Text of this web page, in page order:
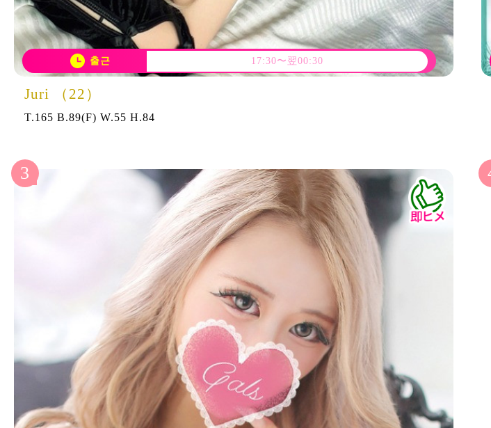
출근 17:30〜翌00:30
Juri （22）
T.165 B.89(F) W.55 H.84